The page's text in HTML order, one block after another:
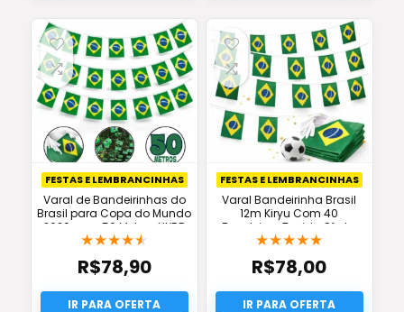
R$68,90.
é:
R$55,12.
FESTAS E LEMBRANCINHAS
Varal de Bandeirinhas do
Brasil para Copa do Mundo
2026 com 50 Metros HXRD
GROUP
★★★★★
R$78,90
FESTAS E LEMBRANCINHAS
Varal Bandeirinha Brasil
12m Kiryu Com 40
Bandeiras Tecido Oferta
★★★★★
R$78,00